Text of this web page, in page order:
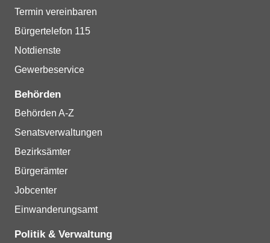
Termin vereinbaren
Bürgertelefon 115
Notdienste
Gewerbeservice
Behörden
Behörden A-Z
Senatsverwaltungen
Bezirksämter
Bürgerämter
Jobcenter
Einwanderungsamt
Politik & Verwaltung